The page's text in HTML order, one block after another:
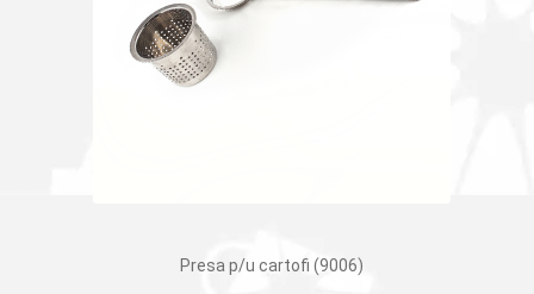
Presa p/u cartofi (9006)